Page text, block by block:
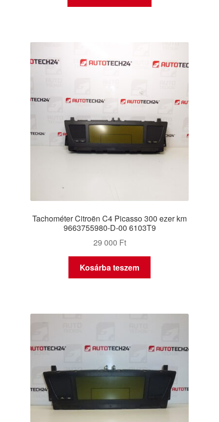
Tachométer Citroën C4 Picasso 300 ezer km
9663755980-D-00 6103T9
29 000 Ft
Kosárba teszem